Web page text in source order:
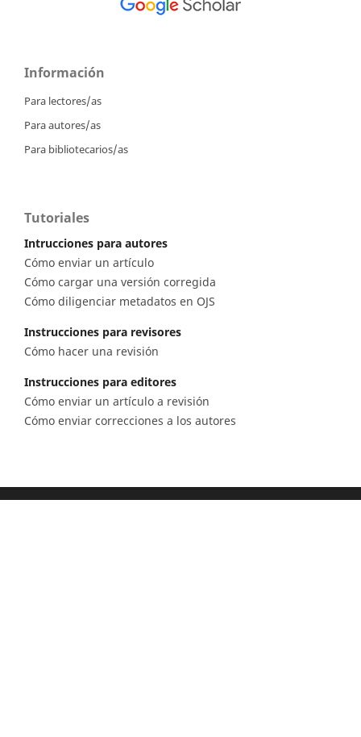
Información
Para lectores/as
Para autores/as
Para bibliotecarios/as
Tutoriales
Intrucciones para autores
Cómo enviar un artículo
Cómo cargar una versión corregida
Cómo diligenciar metadatos en OJS
Instrucciones para revisores
Cómo hacer una revisión
Instrucciones para editores
Cómo enviar un artículo a revisión
Cómo enviar correcciones a los autores